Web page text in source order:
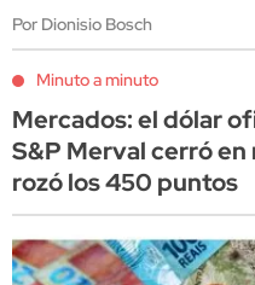
Por Dionisio Bosch
Minuto a minuto
Mercados: el dólar
S&P Merval cerró
rozó los 450 puntos